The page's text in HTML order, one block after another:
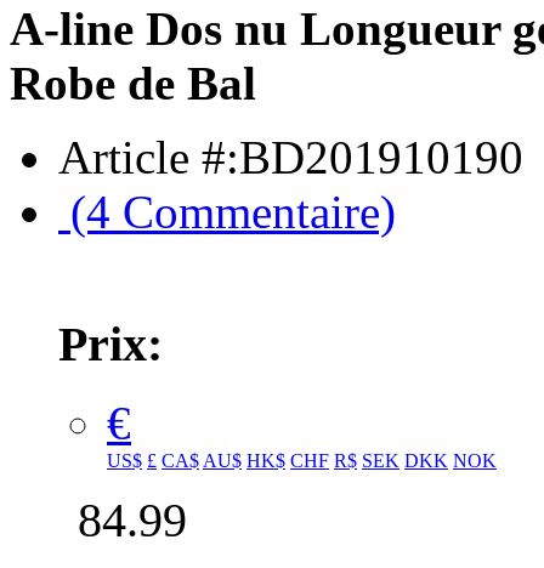
A-line Dos nu Longueur
Robe de Bal
Article #:BD201910190
(4 Commentaire)
Prix:
€
US$ £ CA$ AU$ HK$ CHF R$ SEK DKK NOK
84.99